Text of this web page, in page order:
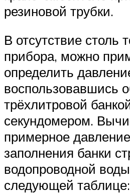
резиновой трубки.
В отсутствие столь
прибора, можно
определить
воспользовавшись
трёхлитровой
секундомером.
примерное
заполнения банки
водопроводной
следующей таблице: